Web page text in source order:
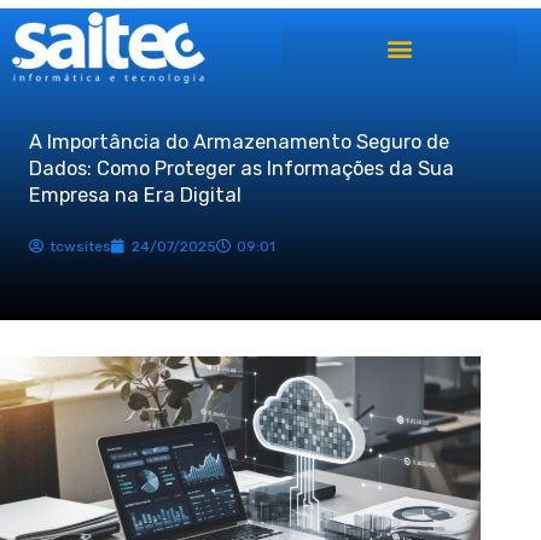
Ir
para
A Importância do Armazenamento Seguro de
Dados: Como Proteger as Informações da Sua
Empresa na Era Digital
tcwsites 24/07/2025 09:01